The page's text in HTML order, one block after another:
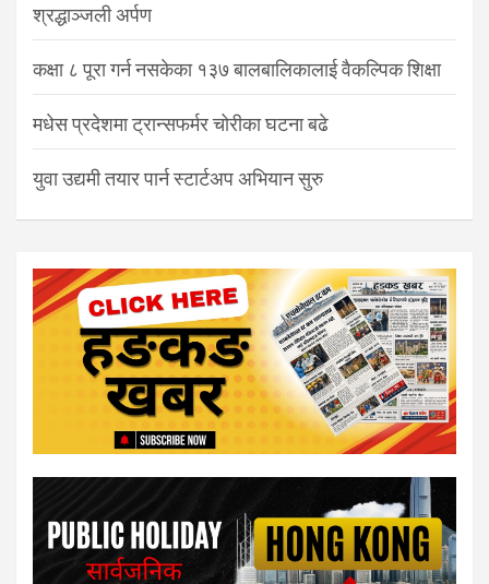
श्रद्धाञ्जली अर्पण
कक्षा ८ पूरा गर्न नसकेका १३७ बालबालिकालाई वैकल्पिक शिक्षा
मधेस प्रदेशमा ट्रान्सफर्मर चोरीका घटना बढे
युवा उद्यमी तयार पार्न स्टार्टअप अभियान सुरु